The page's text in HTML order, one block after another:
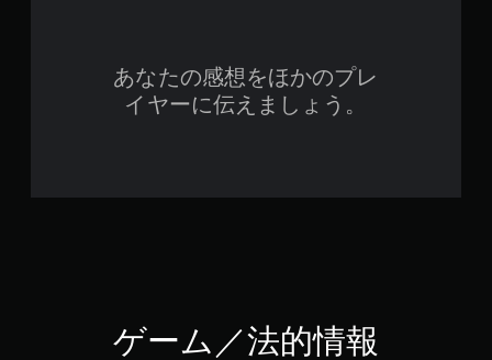
あなたの感想をほかのプレ
イヤーに伝えましょう。
ゲーム／法的情報